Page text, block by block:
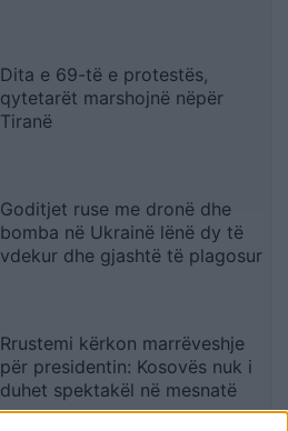
Dita e 69-të e protestës,
qytetarët marshojnë nëpër
Tiranë
Goditjet ruse me dronë dhe
bomba në Ukrainë lënë dy të
vdekur dhe gjashtë të plagosur
Rrustemi kërkon marrëveshje
për presidentin: Kosovës nuk i
duhet spektakël në mesnatë